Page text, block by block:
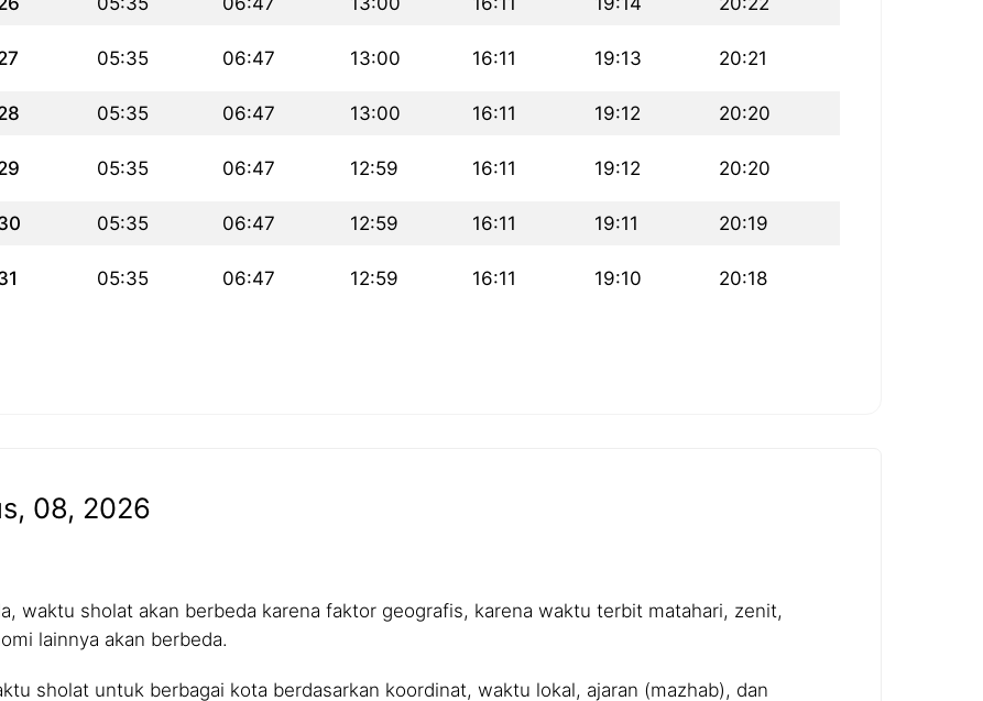
05:35 06:47 13:00 16:11 19:13 20:21
05:35 06:47 13:00 16:11 19:12 20:20
05:35 06:47 12:59 16:11 19:12 20:20
05:35 06:47 12:59 16:11 19:11 20:19
05:35 06:47 12:59 16:11 19:10 20:18
08, 2026
waktu sholat akan berbeda karena faktor geografis, karena waktu terbit matahari, zenit,
lainnya akan berbeda.
sholat untuk berbagai kota berdasarkan koordinat, waktu lokal, ajaran (mazhab), dan